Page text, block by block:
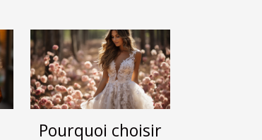
Pourquoi choisir